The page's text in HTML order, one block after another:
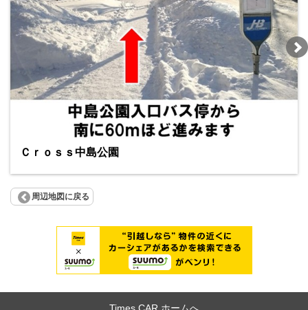
Ｃｒｏｓｓ中島公園
周辺地図に戻る